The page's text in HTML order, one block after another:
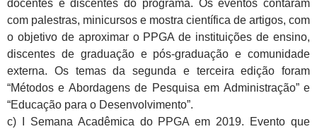
docentes e discentes do programa. Os eventos contaram
com palestras, minicursos e mostra científica de artigos, com
o objetivo de aproximar o PPGA de instituições de ensino,
discentes de graduação e pós-graduação e comunidade
externa. Os temas da segunda e terceira edição foram
“Métodos e Abordagens de Pesquisa em Administração” e
“Educação para o Desenvolvimento”.
c) I Semana Acadêmica do PPGA em 2019. Evento que